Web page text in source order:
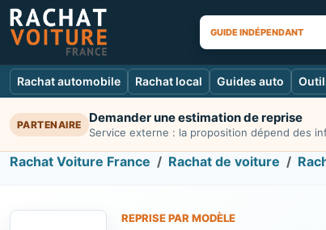
GUIDE INDÉPENDANT
Rachat automobile Rachat local Guides auto
PARTENAIRE Demander une estimation de reprise
Service externe : la proposition dépend des
Rachat Voiture France Rachat de voiture
REPRISE PAR MODÈLE